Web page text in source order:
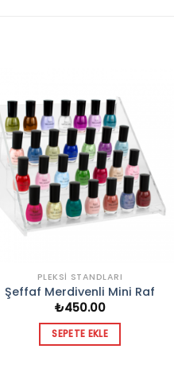
Add to
wishlist
PLEKSI STANDLARI
Şeffaf Merdivenli Mini Raf
₺450.00
SEPETE EKLE